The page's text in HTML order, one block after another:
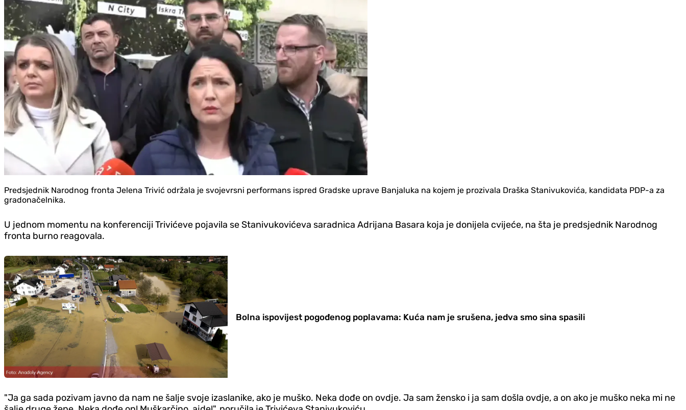
Predsjednik Narodnog fronta Jelena Trivić održala je svojevrsni performans ispred Gradske uprave Banjaluka na kojem je prozivala Draška Stanivukovića, kandidata PDP-a za
gradonačelnika.
U jednom momentu na konferenciji Trivićeve pojavila se Stanivukovićeva saradnica Adrijana Basara koja je donijela cvijeće, na šta je predsjednik Narodnog
fronta burno reagovala.
Bolna ispovijest pogođenog poplavama: Kuća nam je srušena, jedva smo sina spasili
"Ja ga sada pozivam javno da nam ne šalje svoje izaslanike, ako je muško. Neka dođe on ovdje. Ja sam žensko i ja sam došla ovdje, a on ako je muško neka mi ne